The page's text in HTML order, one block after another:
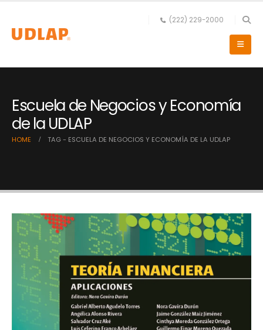
(222) 229-2000
Escuela de Negocios y Economía
de la UDLAP
HOME TAG - ESCUELA DE NEGOCIOS Y ECONOMÍA DE LA UDLAP